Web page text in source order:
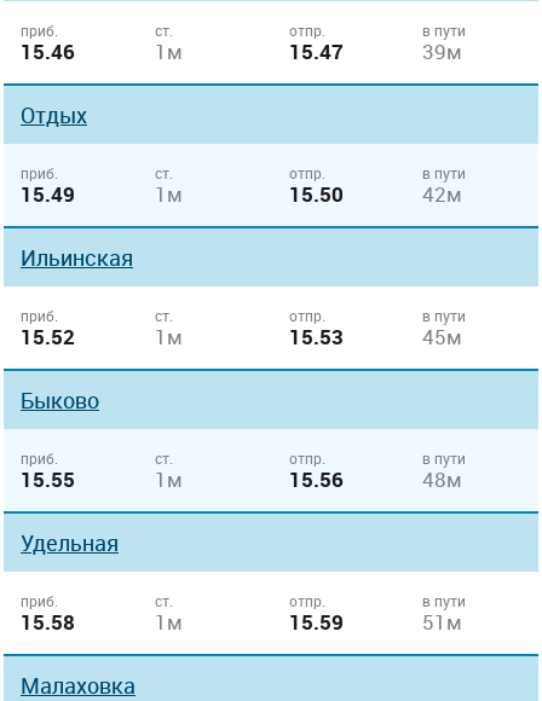
приб.
15.46
ст.
1м
отпр.
15.47
в пути
39м
Отдых
приб.
15.49
ст.
1м
отпр.
15.50
в пути
42м
Ильинская
приб.
15.52
ст.
1м
отпр.
15.53
в пути
45м
Быково
приб.
15.55
ст.
1м
отпр.
15.56
в пути
48м
Удельная
приб.
15.58
ст.
1м
отпр.
15.59
в пути
51м
Малаховка